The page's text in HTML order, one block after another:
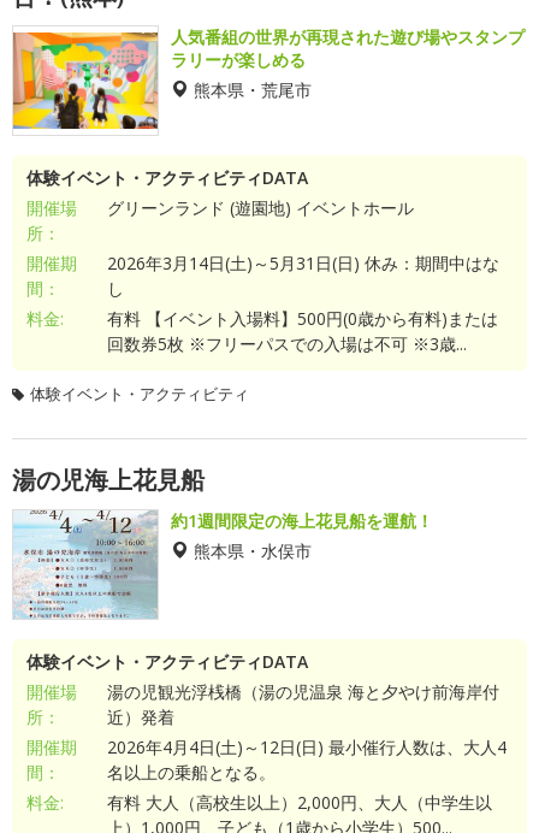
人気番組の世界が再現された遊び場やスタンプ
ラリーが楽しめる
熊本県・荒尾市
体験イベント・アクティビティDATA
開催場
所：
グリーンランド (遊園地) イベントホール
開催期
間：
2026年3月14日(土)～5月31日(日) 休み：期間中はな
し
料金:
有料 【イベント入場料】500円(0歳から有料)または
回数券5枚 ※フリーパスでの入場は不可 ※3歳...
体験イベント・アクティビティ
湯の児海上花見船
約1週間限定の海上花見船を運航！
熊本県・水俣市
体験イベント・アクティビティDATA
開催場
所：
湯の児観光浮桟橋（湯の児温泉 海と夕やけ前海岸付
近）発着
開催期
間：
2026年4月4日(土)～12日(日) 最小催行人数は、大人4
名以上の乗船となる。
料金:
有料 大人（高校生以上）2,000円、大人（中学生以
上）1,000円、子ども（1歳から小学生）500...